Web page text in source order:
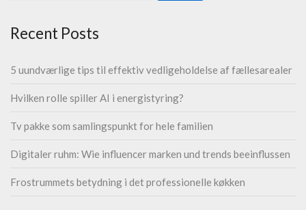
Recent Posts
5 uundværlige tips til effektiv vedligeholdelse af fællesarealer
Hvilken rolle spiller AI i energistyring?
Tv pakke som samlingspunkt for hele familien
Digitaler ruhm: Wie influencer marken und trends beeinflussen
Frostrummets betydning i det professionelle køkken